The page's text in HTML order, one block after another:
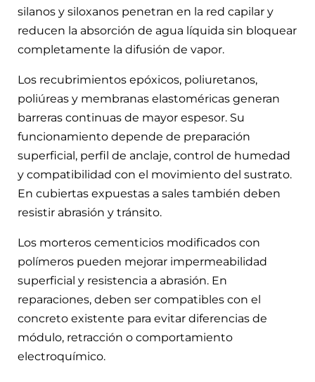
silanos y siloxanos penetran en la red capilar y
reducen la absorción de agua líquida sin bloquear
completamente la difusión de vapor.
Los recubrimientos epóxicos, poliuretanos,
poliúreas y membranas elastoméricas generan
barreras continuas de mayor espesor. Su
funcionamiento depende de preparación
superficial, perfil de anclaje, control de humedad
y compatibilidad con el movimiento del sustrato.
En cubiertas expuestas a sales también deben
resistir abrasión y tránsito.
Los morteros cementicios modificados con
polímeros pueden mejorar impermeabilidad
superficial y resistencia a abrasión. En
reparaciones, deben ser compatibles con el
concreto existente para evitar diferencias de
módulo, retracción o comportamiento
electroquímico.